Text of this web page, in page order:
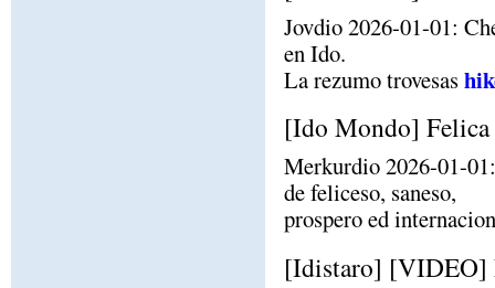
Jovdio 2026-01-01:
en Ido.
La rezumo trovesas
[Ido Mondo]
Merkurdio 2026-01-
de feliceso, saneso,
prospero ed
[Idistaro] [VIDEO]